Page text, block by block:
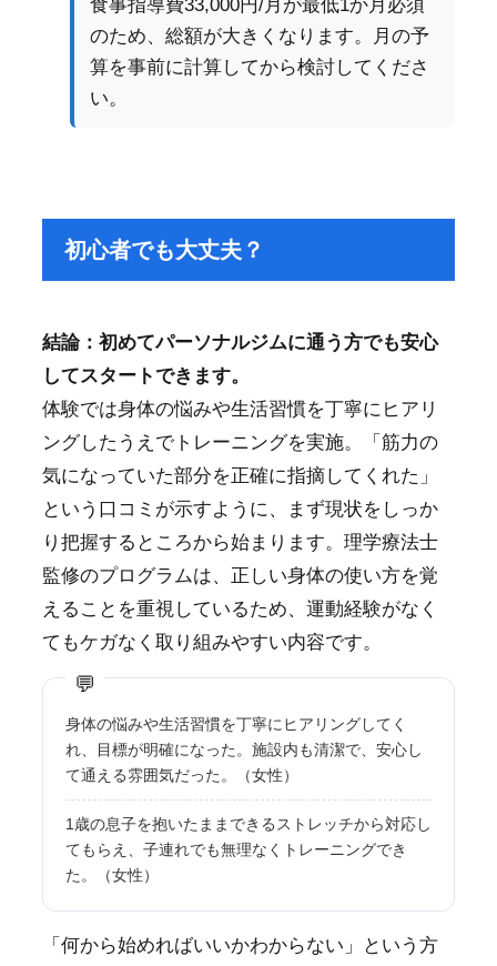
食事指導費33,000円/月が最低1か月必須
のため、総額が大きくなります。月の予
算を事前に計算してから検討してくださ
い。
初心者でも大丈夫？
結論：初めてパーソナルジムに通う方でも安心
してスタートできます。
体験では身体の悩みや生活習慣を丁寧にヒアリ
ングしたうえでトレーニングを実施。「筋力の
気になっていた部分を正確に指摘してくれた」
という口コミが示すように、まず現状をしっか
り把握するところから始まります。理学療法士
監修のプログラムは、正しい身体の使い方を覚
えることを重視しているため、運動経験がなく
てもケガなく取り組みやすい内容です。
身体の悩みや生活習慣を丁寧にヒアリングしてく
れ、目標が明確になった。施設内も清潔で、安心し
て通える雰囲気だった。（女性）
1歳の息子を抱いたままできるストレッチから対応し
てもらえ、子連れでも無理なくトレーニングでき
た。（女性）
「何から始めればいいかわからない」という方